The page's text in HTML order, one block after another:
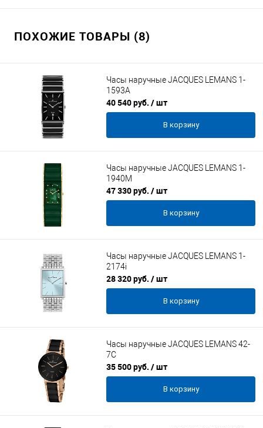
ПОХОЖИЕ ТОВАРЫ (8)
Часы наручные JACQUES LEMANS 1-
1593A
40 540 руб. / шт
В корзину
Часы наручные JACQUES LEMANS 1-
1940M
47 330 руб. / шт
В корзину
Часы наручные JACQUES LEMANS 1-
2174i
28 320 руб. / шт
В корзину
Часы наручные JACQUES LEMANS 42-
7C
35 500 руб. / шт
В корзину